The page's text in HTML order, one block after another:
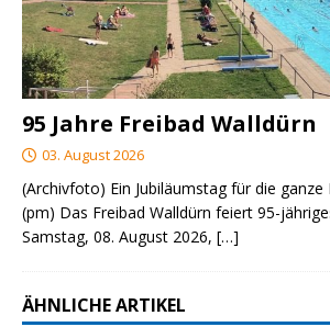
95 Jahre Freibad Walldürn
03. August 2026
(Archivfoto) Ein Jubiläumstag für die ganze
(pm) Das Freibad Walldürn feiert 95-
Samstag, 08. August 2026, […]
ÄHNLICHE ARTIKEL